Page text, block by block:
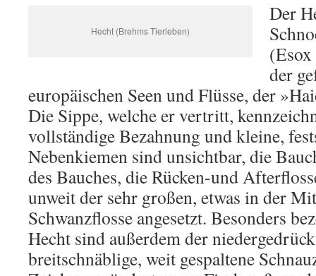
Hecht (Brehms Tierleben)
Der
der
europäischen Seen und Flüsse, der
Die Sippe, welche er vertritt,
vollständige Bezahnung und kleine,
Nebenkiemen sind unsichtbar, die
des Bauches, die Rücken-und
unweit der sehr großen, etwas in der
Schwanzflosse angesetzt. Besonders
Hecht sind außerdem der
breitschnäblige, weit gespaltene